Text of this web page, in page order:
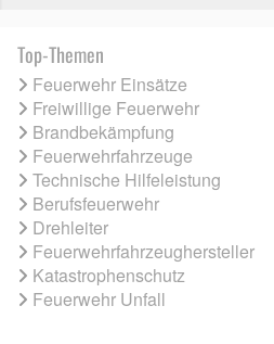
Top-Themen
Feuerwehr Einsätze
Freiwillige Feuerwehr
Brandbekämpfung
Feuerwehrfahrzeuge
Technische Hilfeleistung
Berufsfeuerwehr
Drehleiter
Feuerwehrfahrzeughersteller
Katastrophenschutz
Feuerwehr Unfall